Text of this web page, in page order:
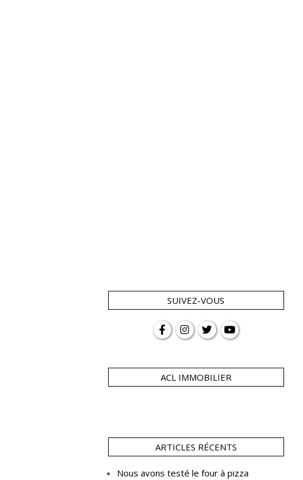
SUIVEZ-VOUS
ACL IMMOBILIER
ARTICLES RÉCENTS
Nous avons testé le four à pizza